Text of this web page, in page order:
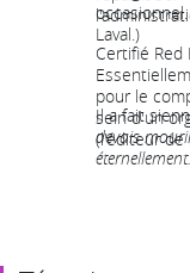
Laval.)
Certifié Red
pour le
sein d'un
(l'éditeur de
Il a fait
devais
éternellement.